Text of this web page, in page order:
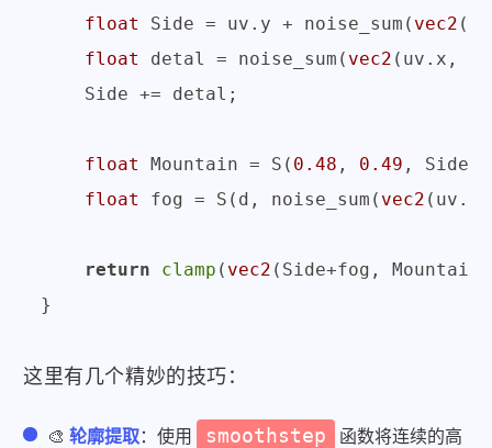
float
Side = uv.y + noise_sum( vec2
float
detal = noise_sum( vec2 (uv.x,
    Side += detal;
float Mountain = S( 0.48 , 0.49 , Side);
float
fog = S(d, noise_sum( vec2
return clamp ( vec2 (Side+fog,
这里有几个精妙的技巧：
🎨轮廓提取：使用 smoothstep
函数将连续的高